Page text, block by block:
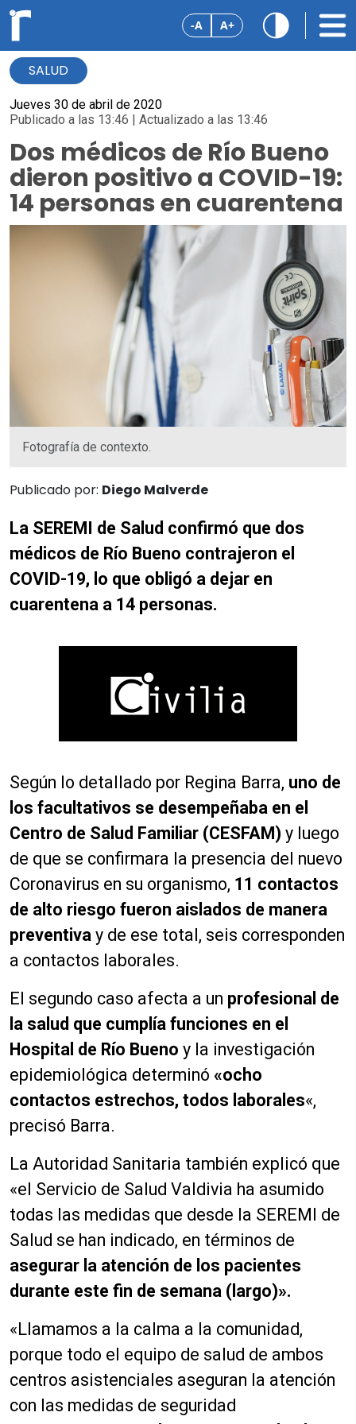
-A A+
SALUD
Jueves 30 de abril de 2020
Publicado a las 13:46 | Actualizado a las 13:46
Dos médicos de Río Bueno
dieron positivo a COVID-19:
14 personas en cuarentena
Fotografía de contexto.
Publicado por: Diego Malverde
La SEREMI de Salud confirmó que dos
médicos de Río Bueno contrajeron el
COVID-19, lo que obligó a dejar en
cuarentena a 14 personas.
Según lo detallado por Regina Barra, uno de
los facultativos se desempeñaba en el
Centro de Salud Familiar (CESFAM) y luego
de que se confirmara la presencia del nuevo
Coronavirus en su organismo, 11 contactos
de alto riesgo fueron aislados de manera
preventiva y de ese total, seis corresponden
a contactos laborales.
El segundo caso afecta a un profesional de
la salud que cumplía funciones en el
Hospital de Río Bueno y la investigación
epidemiológica determinó «ocho
contactos estrechos, todos laborales«,
precisó Barra.
La Autoridad Sanitaria también explicó que
«el Servicio de Salud Valdivia ha asumido
todas las medidas que desde la SEREMI de
Salud se han indicado, en términos de
asegurar la atención de los pacientes
durante este fin de semana (largo)».
«Llamamos a la calma a la comunidad,
porque todo el equipo de salud de ambos
centros asistenciales aseguran la atención
con las medidas de seguridad